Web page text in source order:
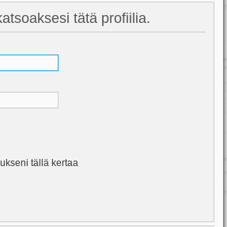
tätä profiilia.
tällä kertaa